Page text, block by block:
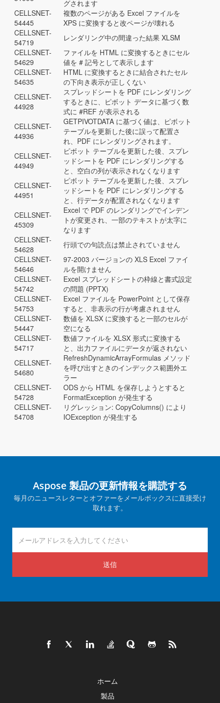
グされます
CELLSNET-
54445
複数のページがある Excel ファイルを
XPS に変換すると改ページが壊れる
CELLSNET-
54719
レンダリング中の間違った結果 XLSM
CELLSNET-
54629
ファイルを HTML に変換するときにセル
値を # 記号として表示します
CELLSNET-
54635
HTML に変換するときに結合されたセル
の下向き表示が正しくない
CELLSNET-
44928
スプレッドシートを PDF にレンダリング
するときに、ピボット データに基づく数
式に #REF が表示される
CELLSNET-
44936
GETPIVOTDATA に基づく値は、ピボット
テーブルを更新した後に誤って配置さ
れ、PDF にレンダリングされます。
CELLSNET-
44949
ピボット テーブルを更新した後、スプレ
ッドシートを PDF にレンダリングする
と、空白の列が表示されなくなります
CELLSNET-
44951
ピボット テーブルを更新した後、スプレ
ッドシートを PDF にレンダリングする
と、行データが配置されなくなります
CELLSNET-
45309
Excel で PDF のレンダリングでインデン
トが変更され、一部のテキストが太字に
なります
CELLSNET-
54628
行頭での句読点は禁止されていません
CELLSNET-
54646
97-2003 バージョンの XLS Excel ファイ
ルを開けません
CELLSNET-
54742
Excel スプレッドシートの枠線と書式設定
の問題 (PPTX)
CELLSNET-
54753
Excel ファイルを PowerPoint として保存
すると、非表示の行が考慮されません
CELLSNET-
54447
数値を XLSX に変換すると一部のセルが
空になる
CELLSNET-
54717
数値ファイルを XLSX 形式に変換する
と、出力ファイルにデータが返されない
CELLSNET-
54680
RefreshDynamicArrayFormulas メソッド
を呼び出すときのインデックス範囲外エ
ラー
CELLSNET-
54728
ODS から HTML を保存しようとすると
FormatException が発生する
CELLSNET-
54708
リグレッション: CopyColumns() により
IOException が発生する
Aspose 製品の更新情報を購読する
毎月のニュースレターとオファーをメールボックスに直接受け
取れます。
送信
ホーム
製品